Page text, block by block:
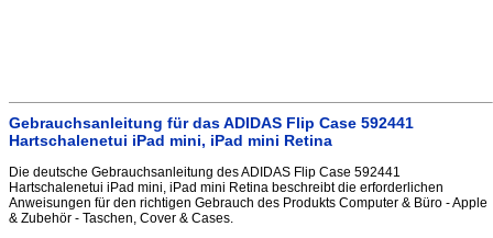
Gebrauchsanleitung für das ADIDAS Flip Case 592441
Hartschalenetui iPad mini, iPad mini Retina
Die deutsche Gebrauchsanleitung des ADIDAS Flip Case 592441
Hartschalenetui iPad mini, iPad mini Retina beschreibt die erforderlichen
Anweisungen für den richtigen Gebrauch des Produkts Computer & Büro - Apple
& Zubehör - Taschen, Cover & Cases.